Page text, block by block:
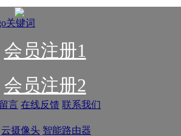
会员注册1
会员注册2
言 在线反馈 联系我们
云摄像头 智能路由器